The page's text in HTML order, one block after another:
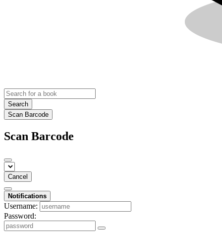
Search
Scan Barcode
Scan Barcode
Cancel
Notifications
Username:
Password: